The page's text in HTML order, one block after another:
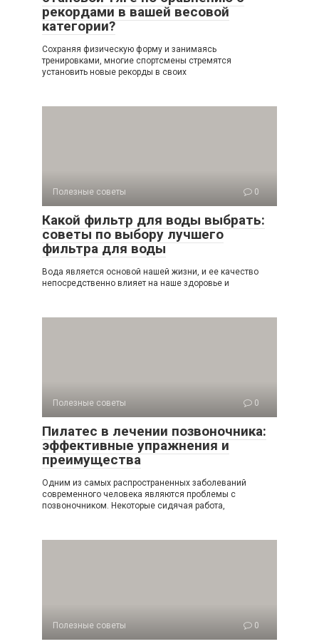
рекордами в вашей весовой
категории?
Сохраняя физическую форму и занимаясь
тренировками, многие спортсмены стремятся
установить новые рекорды в своих
Полезные советы 0
Какой фильтр для воды выбрать:
советы по выбору лучшего
фильтра для воды
Вода является основой нашей жизни, и ее качество
непосредственно влияет на наше здоровье и
Полезные советы 0
Пилатес в лечении позвоночника:
эффективные упражнения и
преимущества
Одним из самых распространенных заболеваний
современного человека являются проблемы с
позвоночником. Некоторые сидячая работа,
Полезные советы 0